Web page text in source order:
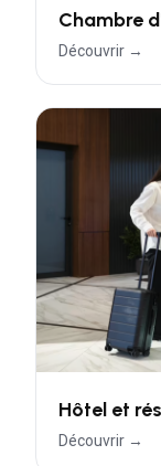
Chambre
Découvrir →
Hôtel et
Découvrir →